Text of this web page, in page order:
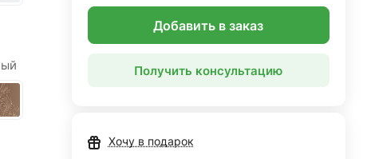
Добавить в заказ
Получить консультацию
Хочу в подарок